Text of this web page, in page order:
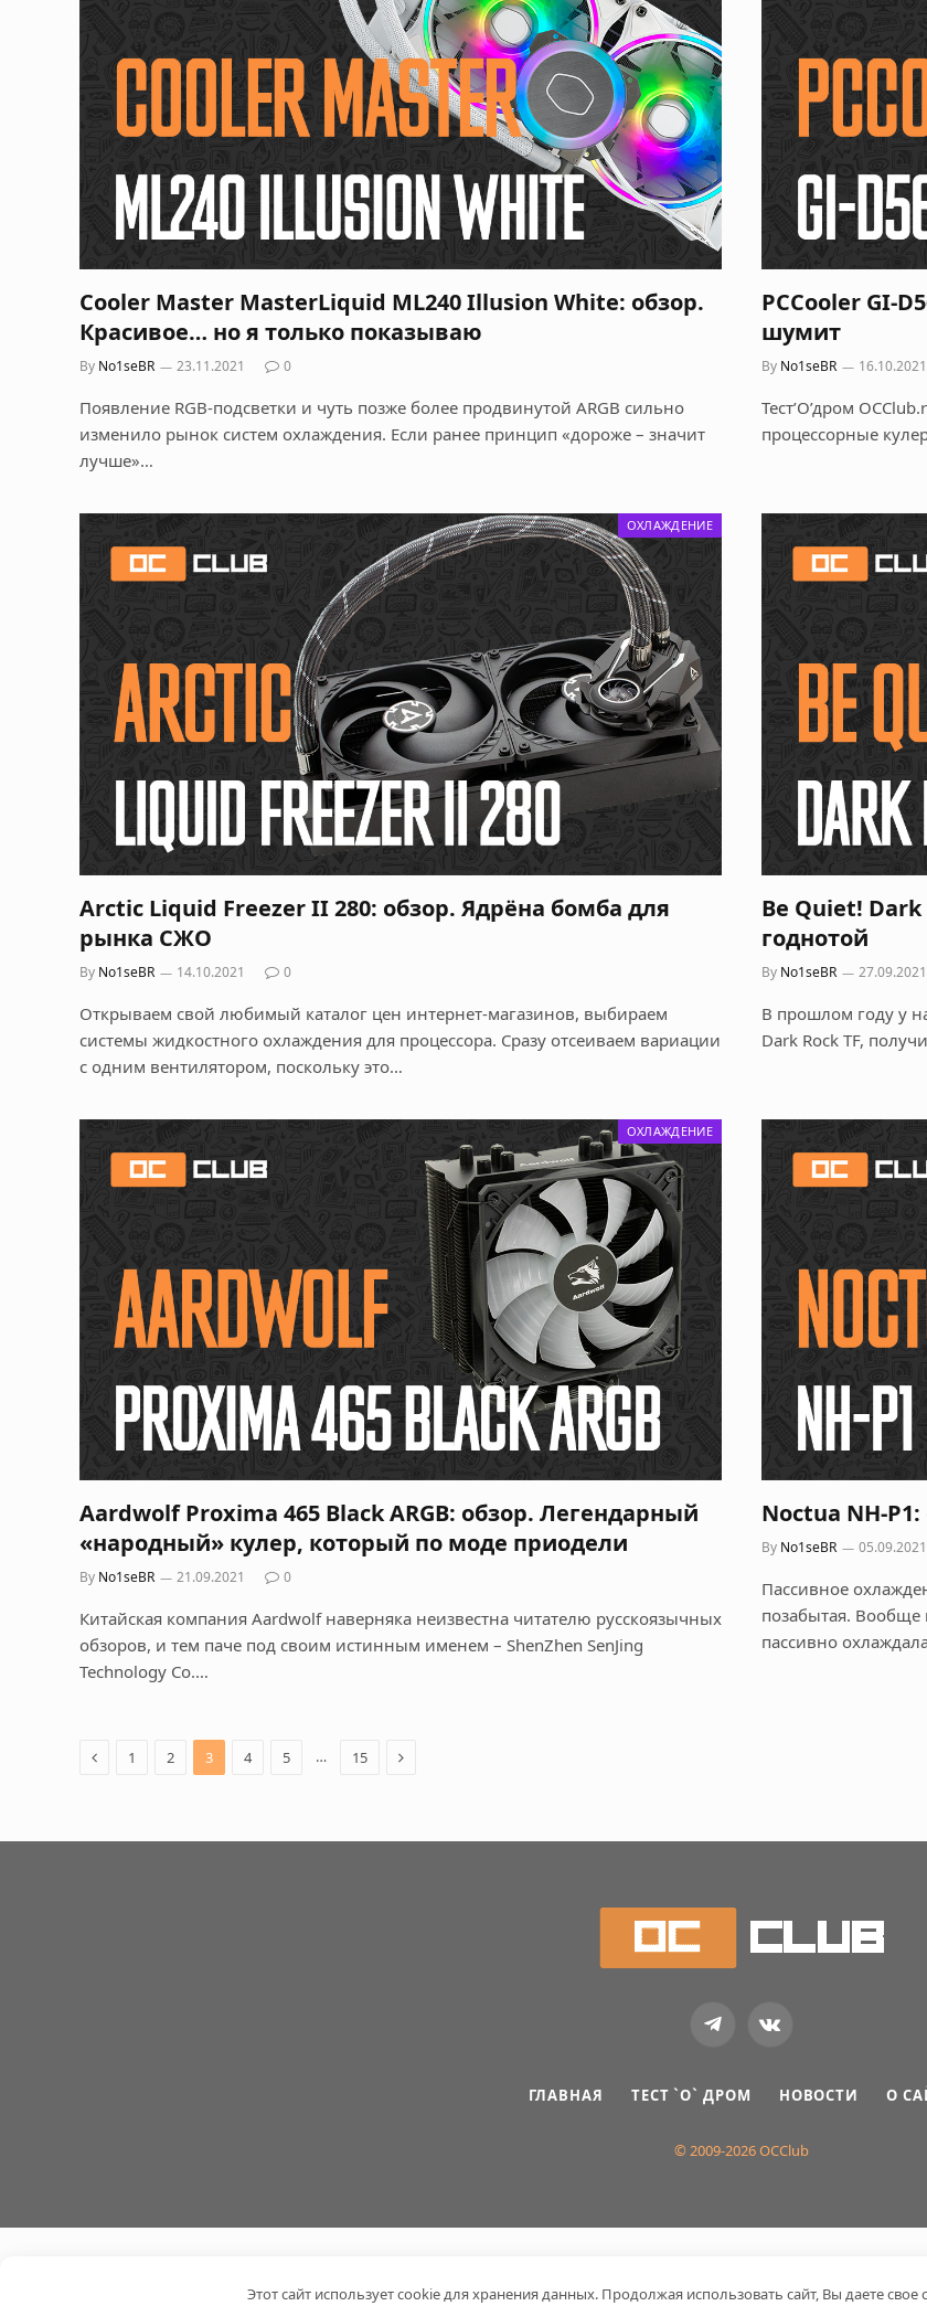
Cooler Master MasterLiquid ML240 Illusion White: обзор.
Красивое… но я только показываю
By No1seBR 23.11.2021 0
Появление RGB-подсветки и чуть позже более продвинутой ARGB сильно
изменило рынок систем охлаждения. Если ранее принцип «дороже – значит
лучше»…
PCCooler GI-
шумит
By No1seBR 16.10.2021
Тест’О’дром
процессорные
ОХЛАЖДЕНИЕ
Arctic Liquid Freezer II 280: обзор. Ядрёна бомба для
рынка СЖО
By No1seBR 14.10.2021 0
Открываем свой любимый каталог цен интернет-магазинов, выбираем
системы жидкостного охлаждения для процессора. Сразу отсеиваем вариации
с одним вентилятором, поскольку это…
Be Quiet! Dark
годнотой
By No1seBR 27.09.2021
В прошлом году у
Dark Rock TF,
ОХЛАЖДЕНИЕ
Aardwolf Proxima 465 Black ARGB: обзор. Легендарный
«народный» кулер, который по моде приодели
By No1seBR 21.09.2021 0
Китайская компания Aardwolf наверняка неизвестна читателю русскоязычных
обзоров, и тем паче под своим истинным именем – ShenZhen SenJing
Technology Co.…
Noctua NH-
By No1seBR 05.09.2021
Пассивное
позабытая. Вообще
пассивно
Previous
1 2 3 4 5 … 15 Next
TelegramVKontakte
ГЛАВНАЯ ТЕСТ `О` ДРОМ НОВОСТИ О
© 2009-2026 OCClub
Этот сайт использует cookie для хранения данных. Продолжая использовать сайт, Вы даете